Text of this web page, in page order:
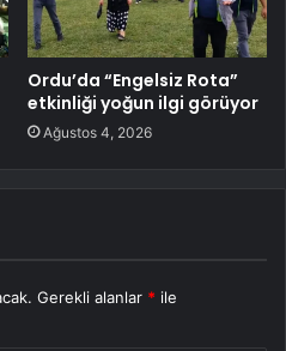
Ordu’da “Engelsiz Rota”
etkinliği yoğun ilgi görüyor
Ağustos 4, 2026
Gerekli alanlar * ile